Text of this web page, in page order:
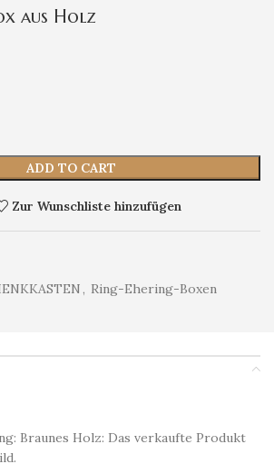
aus Holz
ADD TO CART
Zur Wunschliste hinzufügen
, Ring-Ehering-Boxen
Braunes Holz: Das verkaufte Produkt